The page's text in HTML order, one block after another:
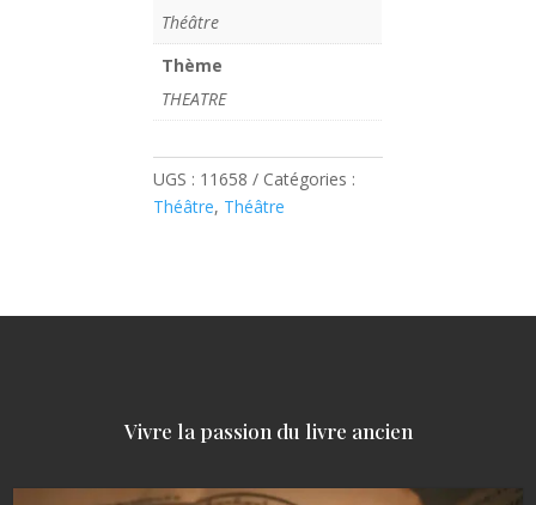
Théâtre
Thème
THEATRE
UGS : 11658
Catégories :
Théâtre, Théâtre
Vivre la passion du livre ancien